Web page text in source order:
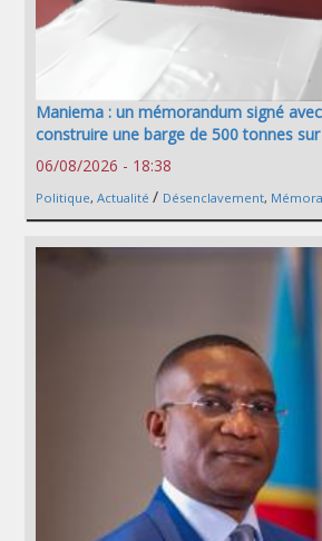
Maniema : un mémorandum signé
construire une barge de 500 tonnes sur
06/08/2026 - 18:38
Politique, Actualité / Désenclavement,